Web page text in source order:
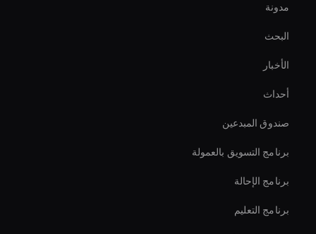
Interactive Ai Assistant For Websites
Holographic Ai Avatar
Decision-Making Ai Avatar
Intelligent Virtual Agent
Augmented Reality Avatar
مدونة
البحث
الأخبار
أحداث
صندوق المبدعين
برنامج التسويق بالعمولة
برنامج الإحالة
برنامج التعليم